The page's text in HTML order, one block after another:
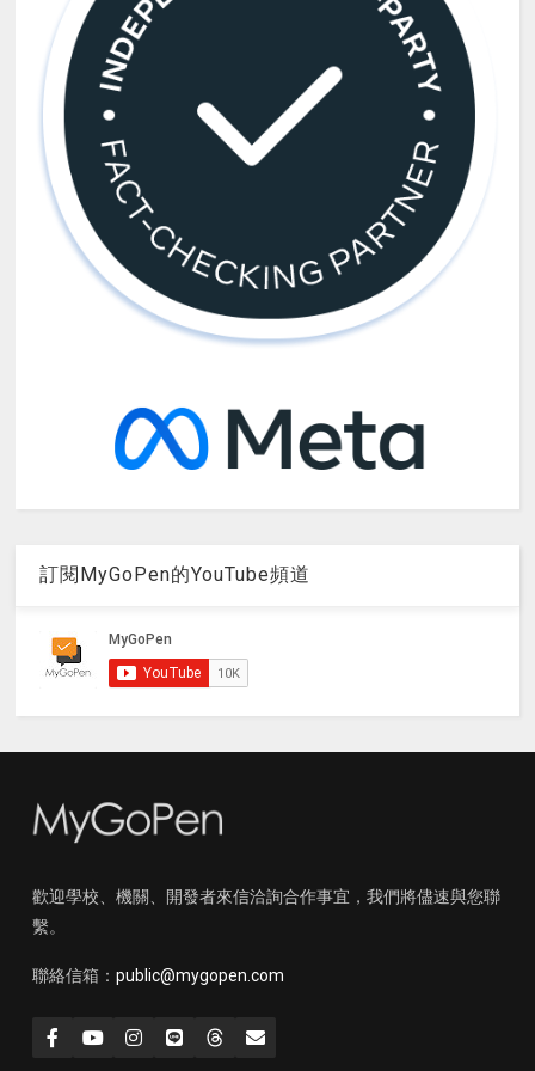
訂閱MyGoPen的YouTube頻道
歡迎學校、機關、開發者來信洽詢合作事宜，我們將儘速與您聯
繫。
聯絡信箱： public@mygopen.com